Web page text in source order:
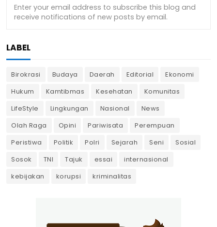
LABEL
Birokrasi Budaya Daerah Editorial
Ekonomi
Hukum
Kamtibmas Kesehatan
Komunitas
LifeStyle
Lingkungan Nasional
News
Olah Raga
Opini Pariwisata
Perempuan
Peristiwa
Politik Polri Sejarah Seni
Sosial
Sosok
TNI Tajuk essai
internasional
kebijakan
korupsi kriminalitas